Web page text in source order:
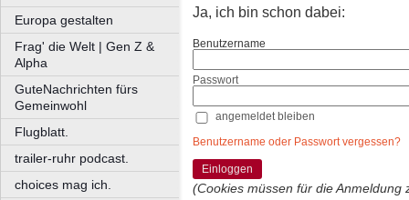
Europa gestalten
Frag' die Welt | Gen Z &
Alpha
GuteNachrichten fürs
Gemeinwohl
Flugblatt.
trailer-ruhr podcast.
choices mag ich.
Ja, ich bin schon dabei:
Benutzername
Passwort
angemeldet bleiben
Benutzername oder Passwort vergessen?
Einloggen
(Cookies müssen für die Anmeldung